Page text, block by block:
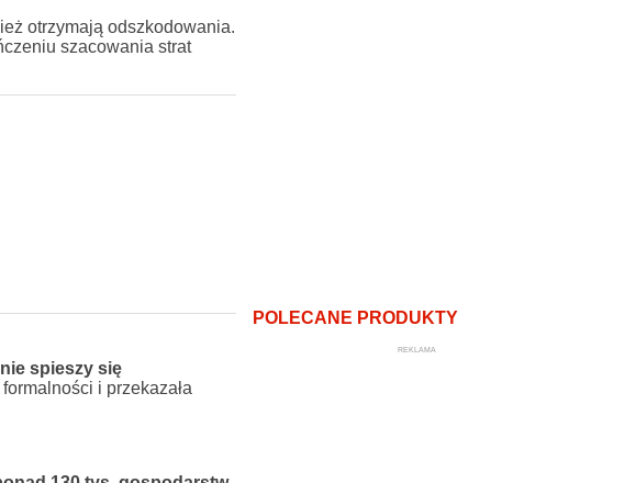
otrzymają odszkodowania.
szacowania strat
spieszy się
i przekazała
POLECANE PRODUKTY
REKLAMA